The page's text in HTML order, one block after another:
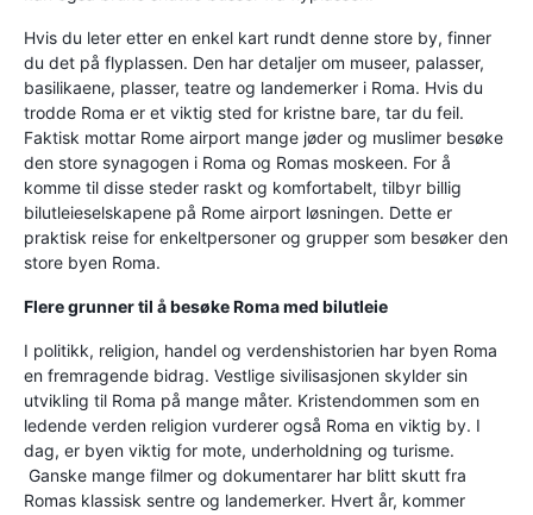
Hvis du leter etter en enkel kart rundt denne store by, finner
du det på flyplassen. Den har detaljer om museer, palasser,
basilikaene, plasser, teatre og landemerker i Roma. Hvis du
trodde Roma er et viktig sted for kristne bare, tar du feil.
Faktisk mottar Rome airport mange jøder og muslimer besøke
den store synagogen i Roma og Romas moskeen. For å
komme til disse steder raskt og komfortabelt, tilbyr billig
bilutleieselskapene på Rome airport løsningen. Dette er
praktisk reise for enkeltpersoner og grupper som besøker den
store byen Roma.
Flere grunner til å besøke Roma med bilutleie
I politikk, religion, handel og verdenshistorien har byen Roma
en fremragende bidrag. Vestlige sivilisasjonen skylder sin
utvikling til Roma på mange måter. Kristendommen som en
ledende verden religion vurderer også Roma en viktig by. I
dag, er byen viktig for mote, underholdning og turisme.
Ganske mange filmer og dokumentarer har blitt skutt fra
Romas klassisk sentre og landemerker. Hvert år, kommer